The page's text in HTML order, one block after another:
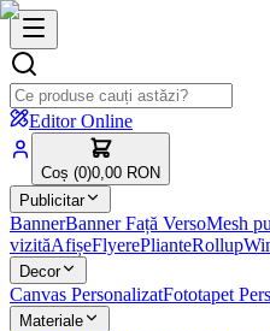
Editor Online
Coș (0)0,00 RON
Publicitar
BannerBanner Față VersoMesh
vizităAfișeFlyerePlianteRollup
Decor
Canvas PersonalizatFototapet
Materiale